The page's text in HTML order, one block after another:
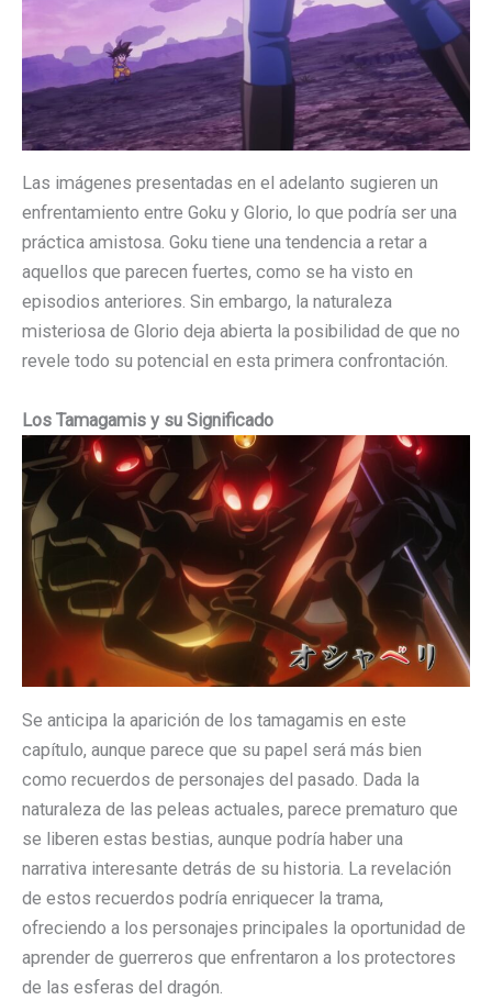
Las imágenes presentadas en el adelanto sugieren un
enfrentamiento entre Goku y Glorio, lo que podría ser una
práctica amistosa. Goku tiene una tendencia a retar a
aquellos que parecen fuertes, como se ha visto en
episodios anteriores. Sin embargo, la naturaleza
misteriosa de Glorio deja abierta la posibilidad de que no
revele todo su potencial en esta primera confrontación.
Los Tamagamis y su Significado
Se anticipa la aparición de los tamagamis en este
capítulo, aunque parece que su papel será más bien
como recuerdos de personajes del pasado. Dada la
naturaleza de las peleas actuales, parece prematuro que
se liberen estas bestias, aunque podría haber una
narrativa interesante detrás de su historia. La revelación
de estos recuerdos podría enriquecer la trama,
ofreciendo a los personajes principales la oportunidad de
aprender de guerreros que enfrentaron a los protectores
de las esferas del dragón.